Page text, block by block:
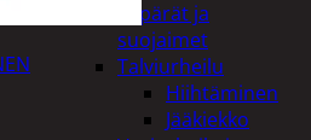
Kypärät ja
suojaimet
Talviurheilu
Hiihtäminen
Jääkiekko